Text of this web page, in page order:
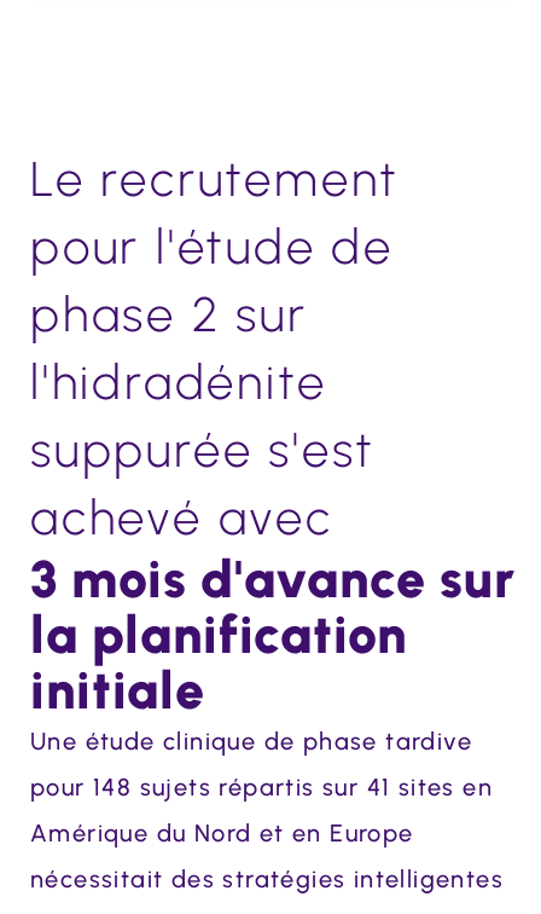
Le recrutement
pour l'étude de
phase 2 sur
l'hidradénite
suppurée s'est
achevé avec
3 mois d'avance sur
la planification
initiale
Une étude clinique de phase tardive
pour 148 sujets répartis sur 41 sites en
Amérique du Nord et en Europe
nécessitait des stratégies intelligentes